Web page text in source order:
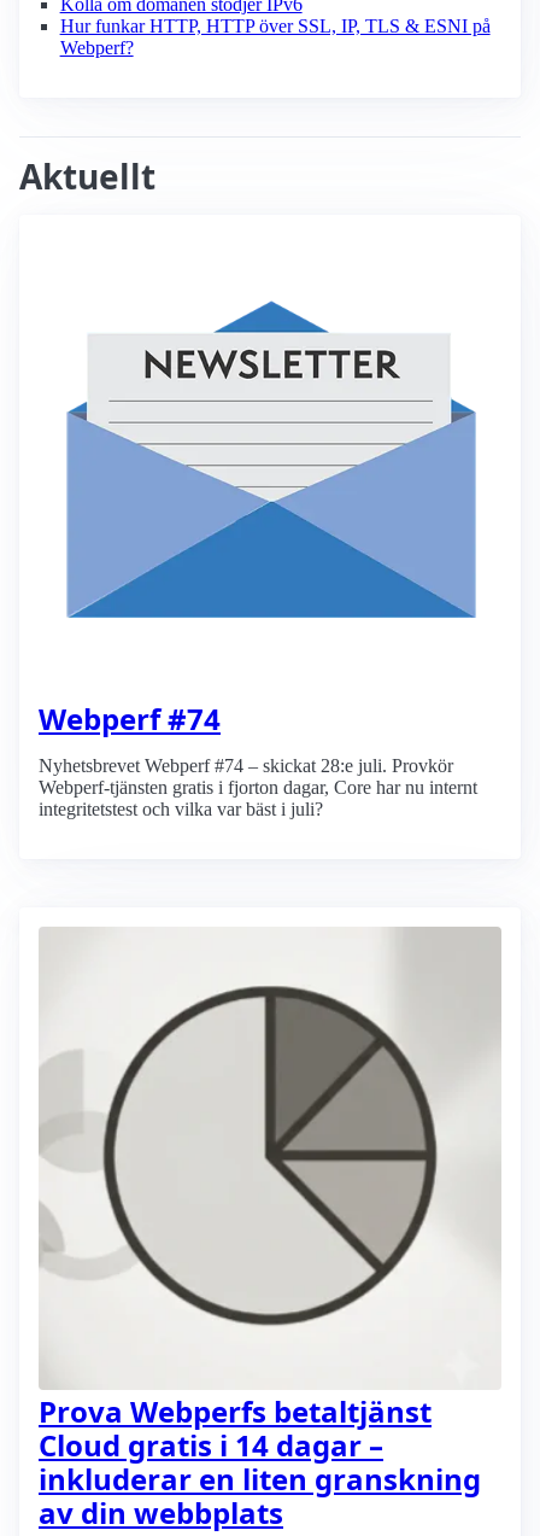
Kolla om domänen stödjer IPv6
Hur funkar HTTP, HTTP över SSL, IP, TLS & ESNI på
Webperf?
Aktuellt
Webperf #74
Nyhetsbrevet Webperf #74 – skickat 28:e juli. Provkör
Webperf-tjänsten gratis i fjorton dagar, Core har nu internt
integritetstest och vilka var bäst i juli?
Prova Webperfs betaltjänst
Cloud gratis i 14 dagar –
inkluderar en liten granskning
av din webbplats